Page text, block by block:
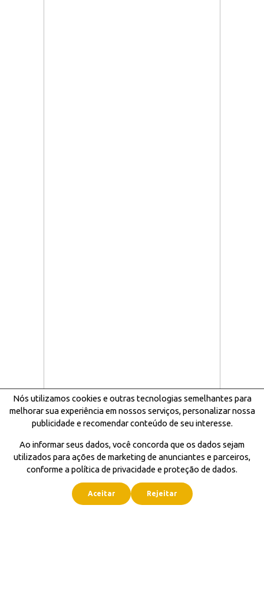
Nós utilizamos cookies e outras tecnologias semelhantes para
melhorar sua experiência em nossos serviços, personalizar nossa
publicidade e recomendar conteúdo de seu interesse.
Ao informar seus dados, você concorda que os dados sejam
utilizados para ações de marketing de anunciantes e parceiros,
conforme a política de privacidade e proteção de dados.
Aceitar Rejeitar